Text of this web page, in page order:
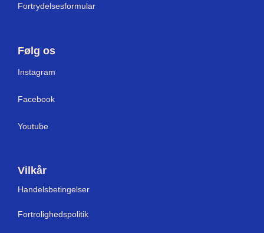
Fortrydelsesformular
Følg os
Instagram
Facebook
Youtube
Vilkår
Handelsbetingelser
Fortrolighedspolitik